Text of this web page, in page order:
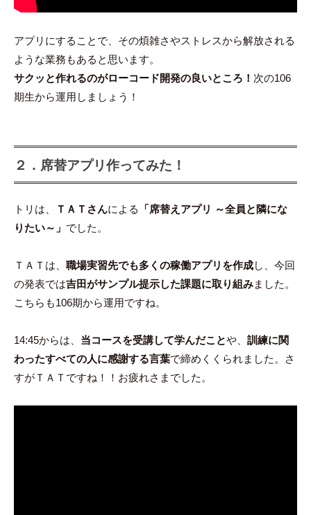
アプリにすることで、その煩雑さやストレスから解放される
ような業務もあると思います。
サクッと作れるのがローコード開発の良いところ！ 次の106
期生から運用しましょう！
２．席替アプリ作ってみた！
トリは、 ＴＡＴさんによる
「席替えアプリ ～全員と隣にな
りたい～」 でした。
ＴＡＴは、 職場実習先でも多くの稼働アプリを作成し、今回
の発表では吉田がサンプル提示した課題に取り組みました。
こちらも106期から運用ですね。
14:45からは、 当コースを受講して学んだことや、 訓練に関
わったすべての人に感謝する言葉で締めくくられました。さ
すがＴＡＴですね！！お疲れさまでした。